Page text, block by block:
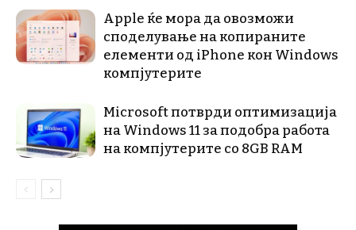
Apple ќе мора да овозможи
споделување на копираните
елементи од iPhone кон Windows
компјутерите
Microsoft потврди оптимизација
на Windows 11 за подобра работа
на компјутерите со 8GB RAM